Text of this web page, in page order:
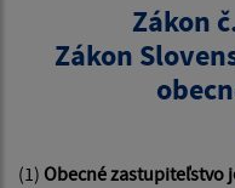
Zákon
Zákon
(1) Obecné zastupiteľstvo